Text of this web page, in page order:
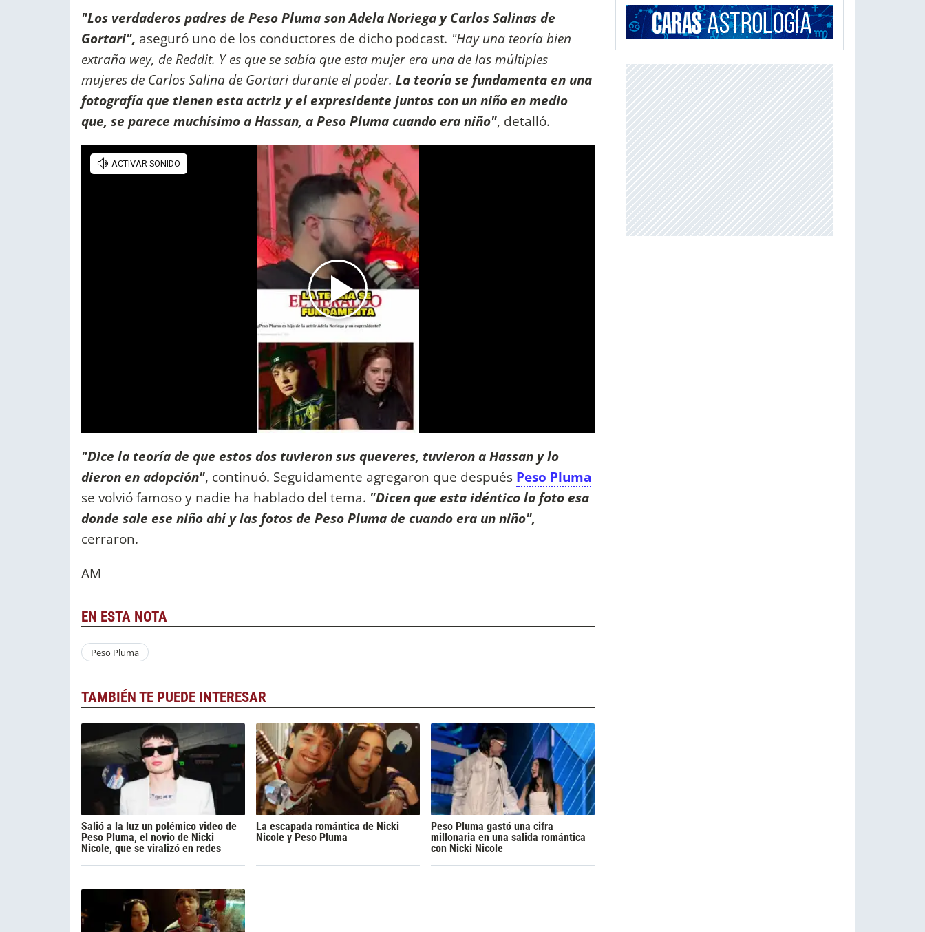
"Los verdaderos padres de Peso Pluma son Adela Noriega y Carlos Salinas de
Gortari", aseguró uno de los conductores de dicho podcast. "Hay una teoría bien
extraña wey, de Reddit. Y es que se sabía que esta mujer era una de las múltiples
mujeres de Carlos Salina de Gortari durante el poder. La teoría se fundamenta en una
fotografía que tienen esta actriz y el expresidente juntos con un niño en medio
que, se parece muchísimo a Hassan, a Peso Pluma cuando era niño", detalló.
"Dice la teoría de que estos dos tuvieron sus queveres, tuvieron a Hassan y lo
dieron en adopción", continuó. Seguidamente agregaron que después Peso Pluma
se volvió famoso y nadie ha hablado del tema. "Dicen que esta idéntico la foto esa
donde sale ese niño ahí y las fotos de Peso Pluma de cuando era un niño",
cerraron.
AM
EN ESTA NOTA
Peso Pluma
TAMBIÉN TE PUEDE INTERESAR
Salió a la luz un polémico video de
Peso Pluma, el novio de Nicki
Nicole, que se viralizó en redes
La escapada romántica de Nicki
Nicole y Peso Pluma
Peso Pluma gastó una cifra
millonaria en una salida romántica
con Nicki Nicole